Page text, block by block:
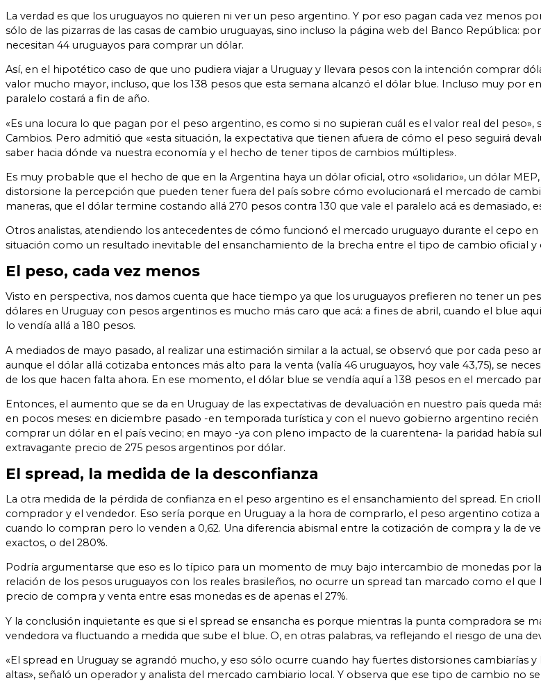
La verdad es que los uruguayos no quieren ni ver un peso argentino. Y por eso pagan cada vez menos
sólo de las pizarras de las casas de cambio uruguayas, sino incluso la página web del Banco República:
necesitan 44 uruguayos para comprar un dólar.
Así, en el hipotético caso de que uno pudiera viajar a Uruguay y llevara pesos con la intención comprar
valor mucho mayor, incluso, que los 138 pesos que esta semana alcanzó el dólar blue. Incluso muy por
paralelo costará a fin de año.
«Es una locura lo que pagan por el peso argentino, es como si no supieran cuál es el valor real del peso»,
Cambios. Pero admitió que «esta situación, la expectativa que tienen afuera de cómo el peso seguirá
saber hacia dónde va nuestra economía y el hecho de tener tipos de cambios múltiples».
Es muy probable que el hecho de que en la Argentina haya un dólar oficial, otro «solidario», un dólar
distorsione la percepción que pueden tener fuera del país sobre cómo evolucionará el mercado de
maneras, que el dólar termine costando allá 270 pesos contra 130 que vale el paralelo acá es demasiado,
Otros analistas, atendiendo los antecedentes de cómo funcionó el mercado uruguayo durante el cepo en
situación como un resultado inevitable del ensanchamiento de la brecha entre el tipo de cambio oficial y
El peso, cada vez menos
Visto en perspectiva, nos damos cuenta que hace tiempo ya que los uruguayos prefieren no tener un
dólares en Uruguay con pesos argentinos es mucho más caro que acá: a fines de abril, cuando el blue
lo vendía allá a 180 pesos.
A mediados de mayo pasado, al realizar una estimación similar a la actual, se observó que por cada peso
aunque el dólar allá cotizaba entonces más alto para la venta (valía 46 uruguayos, hoy vale 43,75), se
de los que hacen falta ahora. En ese momento, el dólar blue se vendía aquí a 138 pesos en el mercado
Entonces, el aumento que se da en Uruguay de las expectativas de devaluación en nuestro país queda
en pocos meses: en diciembre pasado -en temporada turística y con el nuevo gobierno argentino recién
comprar un dólar en el país vecino; en mayo -ya con pleno impacto de la cuarentena- la paridad había
extravagante precio de 275 pesos argentinos por dólar.
El spread, la medida de la desconfianza
La otra medida de la pérdida de confianza en el peso argentino es el ensanchamiento del spread. En
comprador y el vendedor. Eso sería porque en Uruguay a la hora de comprarlo, el peso argentino cotiza
cuando lo compran pero lo venden a 0,62. Una diferencia abismal entre la cotización de compra y la de
exactos, o del 280%.
Podría argumentarse que eso es lo típico para un momento de muy bajo intercambio de monedas por
relación de los pesos uruguayos con los reales brasileños, no ocurre un spread tan marcado como el
precio de compra y venta entre esas monedas es de apenas el 27%.
Y la conclusión inquietante es que si el spread se ensancha es porque mientras la punta compradora se
vendedora va fluctuando a medida que sube el blue. O, en otras palabras, va reflejando el riesgo de una
«El spread en Uruguay se agrandó mucho, y eso sólo ocurre cuando hay fuertes distorsiones cambiarías
altas», señaló un operador y analista del mercado cambiario local. Y observa que ese tipo de cambio no